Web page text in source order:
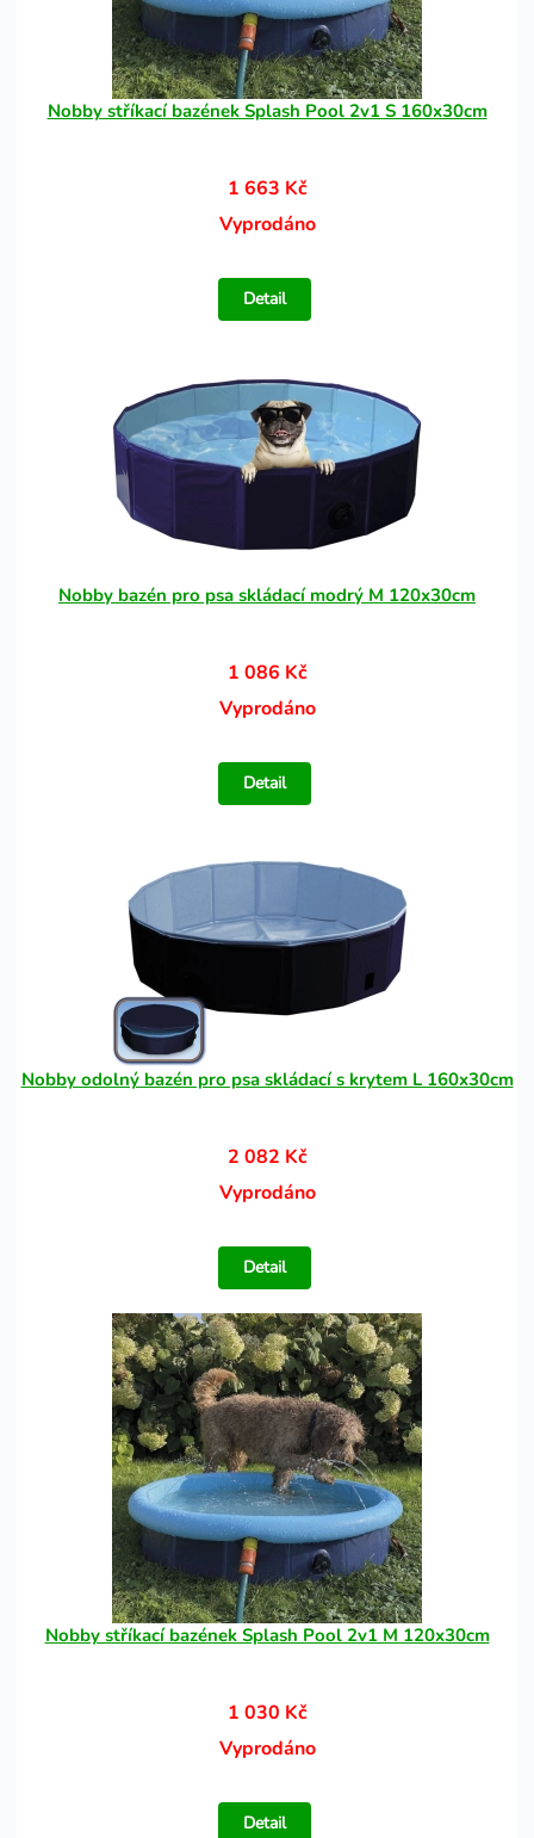
Nobby stříkací bazének Splash Pool 2v1 S 160x30cm
1 663 Kč
Vyprodáno
Detail
Nobby bazén pro psa skládací modrý M 120x30cm
1 086 Kč
Vyprodáno
Detail
Nobby odolný bazén pro psa skládací s krytem L 160x30cm
2 082 Kč
Vyprodáno
Detail
Nobby stříkací bazének Splash Pool 2v1 M 120x30cm
1 030 Kč
Vyprodáno
Detail